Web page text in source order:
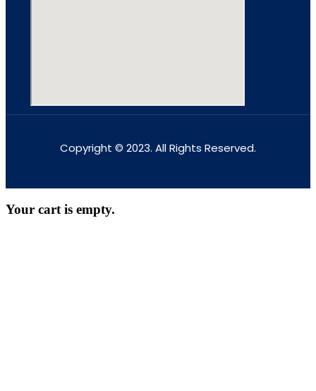
Copyright © 2023. All Rights Reserved.
Your cart is empty.